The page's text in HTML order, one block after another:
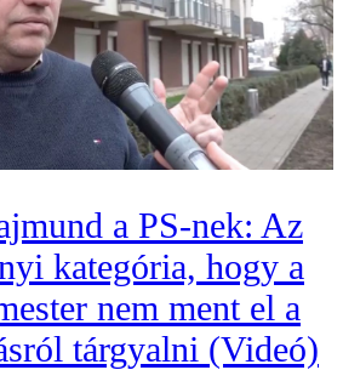
a PS-nek: Az
kategória, hogy a
nem ment el a
tárgyalni (Videó)